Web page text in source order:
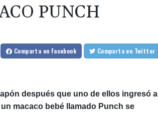
PUNCH
Comparta en Facebook Comparta en Twitter
después que uno de ellos ingresó al
macaco bebé llamado Punch se